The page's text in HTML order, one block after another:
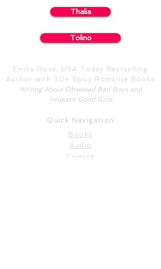
Thalia
Tolino
Emilia Rose, USA Today Bestselling
Author with 30+ Spicy Romance Books
Writing About Obsessed Bad Boys and
Innocent Good Girls
Quick Navigation
Books
Audio
Comics